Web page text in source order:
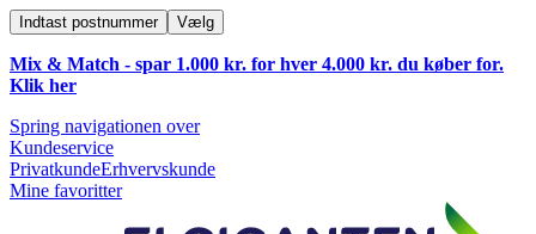
Indtast postnummer Vælg
Mix & Match - spar 1.000 kr. for hver 4.000 kr. du køber for.
Klik her
Spring navigationen over
Kundeservice
PrivatkundeErhvervskunde
Mine favoritter